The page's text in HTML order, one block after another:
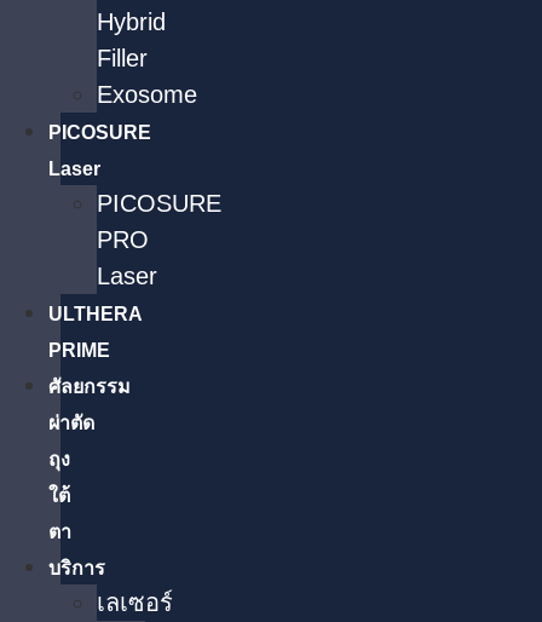
Hybrid
Filler
Exosome
PICOSURE
Laser
PICOSURE
PRO
Laser
ULTHERA
PRIME
ศัลยกรรม
ผ่าตัด
ถุง
ใต้
ตา
บริการ
เลเซอร์